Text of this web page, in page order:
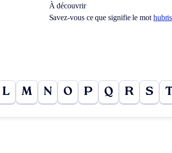
À découvrir
Savez-vous ce que signifie le mot hubris
L M N O P Q R S